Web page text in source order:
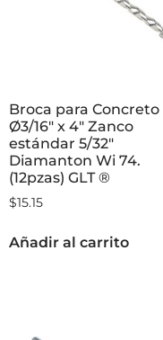
Broca para Concreto
Ø3/16″ x 4″ Zanco
estándar 5/32″
Diamanton Wi 74.
(12pzas) GLT ®
$15.15
Añadir al carrito